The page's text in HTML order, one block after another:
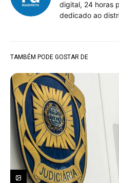
digital, 24 horas
dedicado ao
TAMBÉM PODE GOSTAR DE